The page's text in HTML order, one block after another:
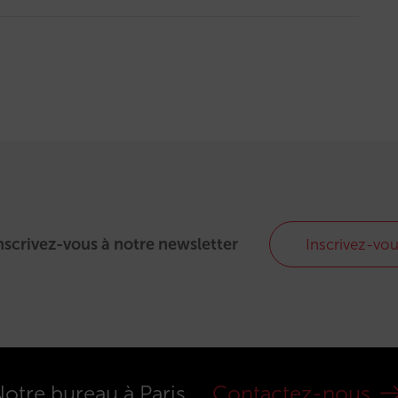
vous à notre newsletter Inscrivez-